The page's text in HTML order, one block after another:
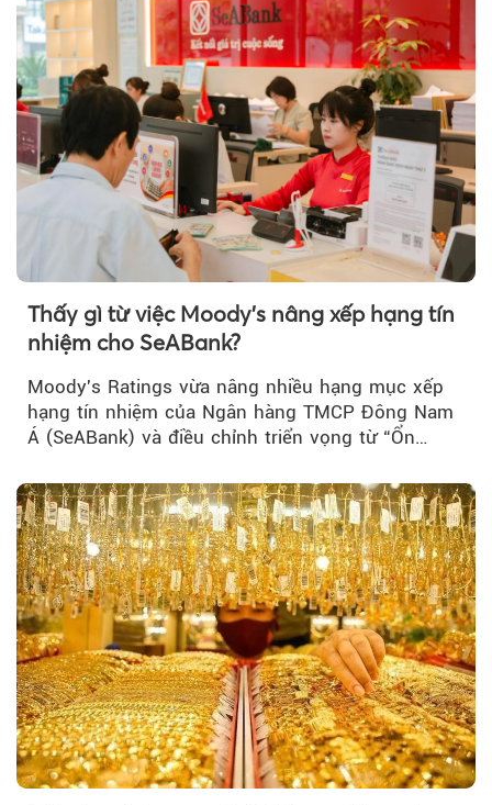
Thấy gì từ việc Moody's nâng xếp hạng tín
nhiệm cho SeABank?
Moody's Ratings vừa nâng nhiều hạng mục xếp
hạng tín nhiệm của Ngân hàng TMCP Đông Nam
Á (SeABank) và điều chỉnh triển vọng từ “Ổn